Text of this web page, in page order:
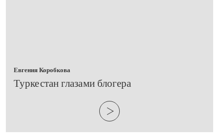
Евгения Коробкова
Туркестан глазами блогера